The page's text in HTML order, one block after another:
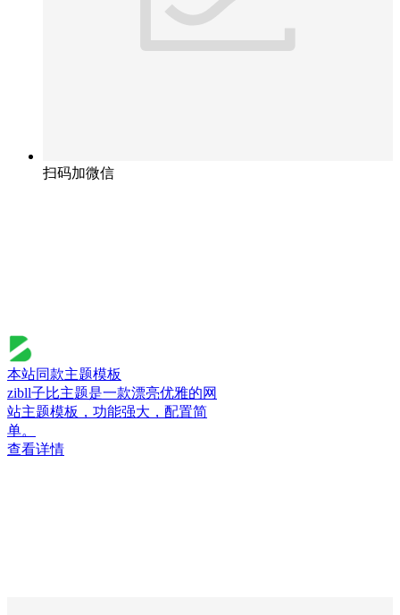
扫码加微信
本站同款主题模板
zibll子比主题是一款漂亮优雅的网
站主题模板，功能强大，配置简
单。
查看详情